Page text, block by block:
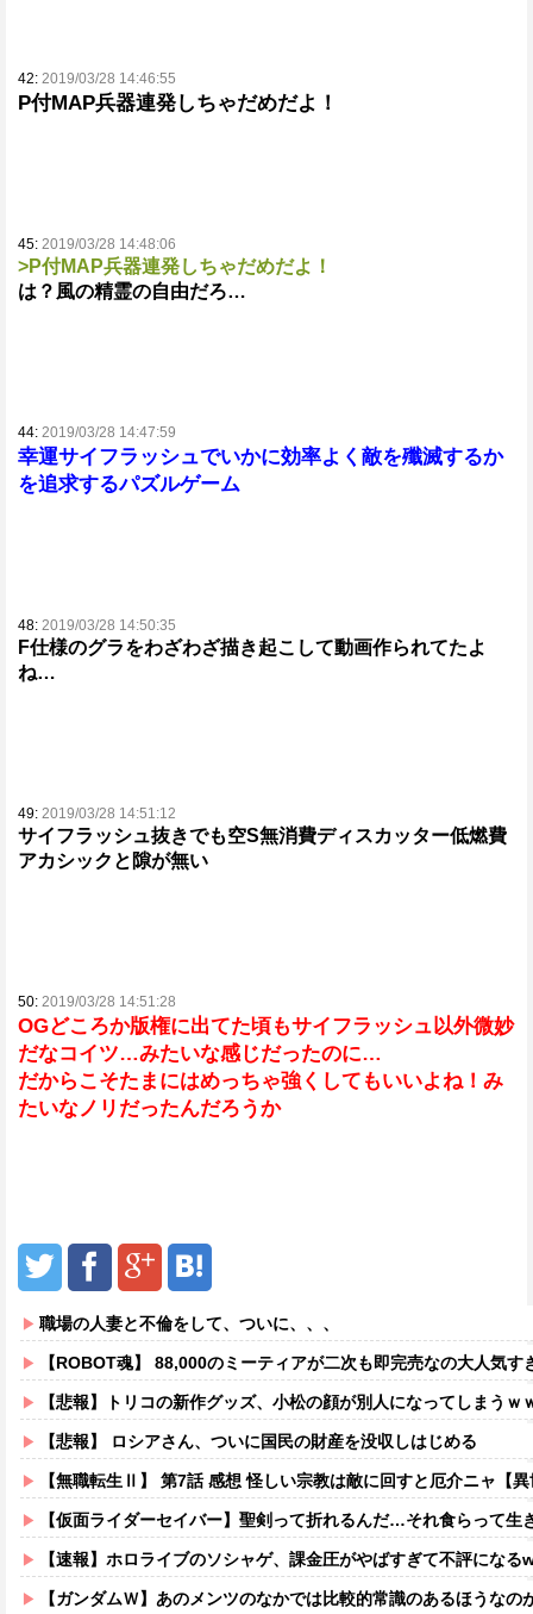
42: 2019/03/28 14:46:55
P付MAP兵器連発しちゃだめだよ！
45: 2019/03/28 14:48:06
>P付MAP兵器連発しちゃだめだよ！
は？風の精霊の自由だろ…
44: 2019/03/28 14:47:59
幸運サイフラッシュでいかに効率よく敵を殲滅するか
を追求するパズルゲーム
48: 2019/03/28 14:50:35
F仕様のグラをわざわざ描き起こして動画作られてたよ
ね…
49: 2019/03/28 14:51:12
サイフラッシュ抜きでも空S無消費ディスカッター低燃費
アカシックと隙が無い
50: 2019/03/28 14:51:28
OGどころか版権に出てた頃もサイフラッシュ以外微妙
だなコイツ…みたいな感じだったのに…
だからこそたまにはめっちゃ強くしてもいいよね！み
たいなノリだったんだろうか
職場の人妻と不倫をして、ついに、、、
【ROBOT魂】 88,000のミーティアが二次も即完売なの大人気
【悲報】トリコの新作グッズ、小松の顔が別人になってしまうｗ
【悲報】 ロシアさん、ついに国民の財産を没収しはじめる
【無職転生Ⅱ】 第7話 感想 怪しい宗教は敵に回すと厄介ニャ【
【仮面ライダーセイバー】聖剣って折れるんだ…それ食らって
【速報】ホロライブのソシャゲ、課金圧がやばすぎて不評にな
【ガンダムＷ】あのメンツのなかでは比較的常識のあるほうなの